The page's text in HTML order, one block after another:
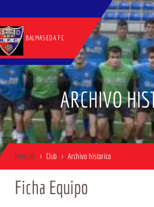
BALMASEDA FC
ARCHIVO
Inicio Club Archivo historico
Ficha Equipo